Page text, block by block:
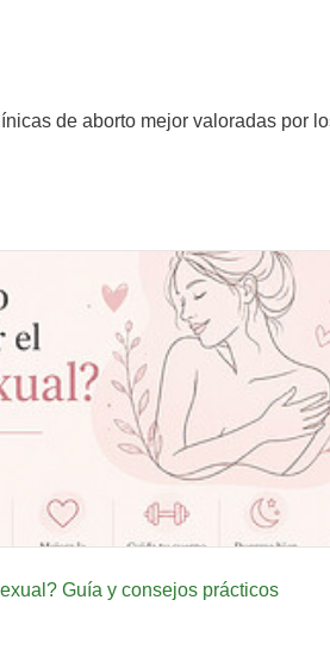
de aborto mejor valoradas por
Guía y consejos prácticos